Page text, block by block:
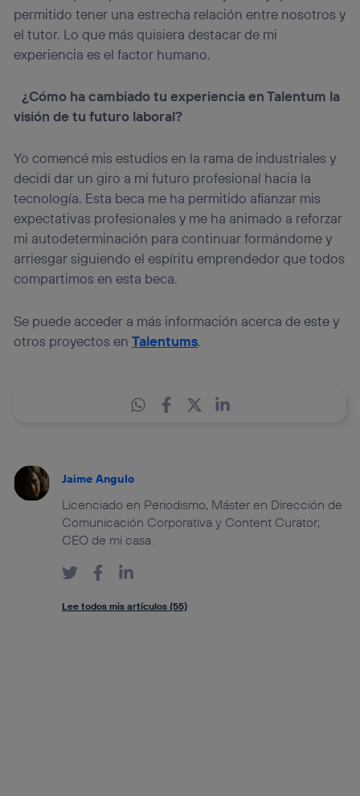
permitido tener una estrecha relación entre nosotros y
el tutor. Lo que más quisiera destacar de mi
experiencia es el factor humano.
¿Cómo ha cambiado tu experiencia en Talentum la
visión de tu futuro laboral?
Yo comencé mis estudios en la rama de industriales y
decidí dar un giro a mi futuro profesional hacia la
tecnología. Esta beca me ha permitido afianzar mis
expectativas profesionales y me ha animado a reforzar
mi autodeterminación para continuar formándome y
arriesgar siguiendo el espíritu emprendedor que todos
compartimos en esta beca.
Se puede acceder a más información acerca de este y
otros proyectos enTalentums.
Jaime Angulo
Licenciado en Periodismo, Máster en Dirección de
Comunicación Corporativa y Content Curator;
CEO de mi casa.
Lee todos mis artículos (55)